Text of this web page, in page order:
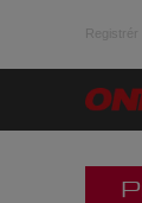
Registrér
P